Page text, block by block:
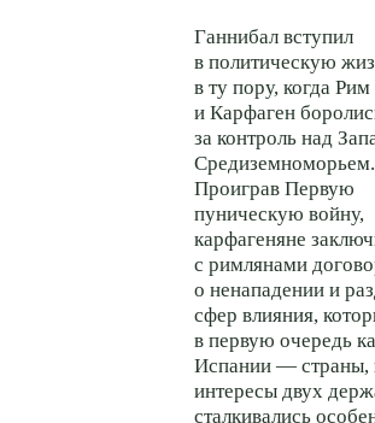
Ганнибал вступил
в политическую
в ту пору, когда Рим
и Карфаген
за контроль над
Средиземноморьем.
Проиграв Первую
пуническую войну,
карфагеняне
с римлянами
о ненападении и
сфер влияния,
в первую очередь
Испании — страны,
интересы двух
сталкивались